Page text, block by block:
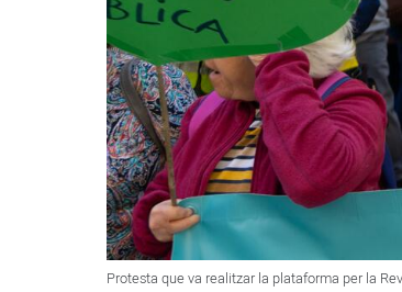
Protesta que va realitzar la plataforma per la